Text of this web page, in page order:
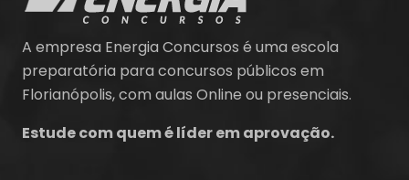
A empresa Energia Concursos é uma escola
preparatória para concursos públicos em
Florianópolis, com aulas Online ou presenciais.
Estude com quem é líder em aprovação.